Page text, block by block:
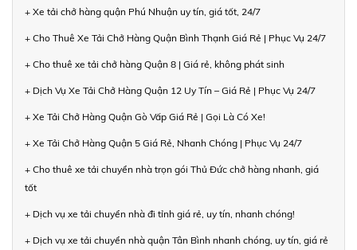
+ Xe tải chở hàng quận Phú Nhuận uy tín, giá tốt, 24/7
+ Cho Thuê Xe Tải Chở Hàng Quận Bình Thạnh Giá Rẻ | Phục Vụ 24/7
+ Cho thuê xe tải chở hàng Quận 8 | Giá rẻ, không phát sinh
+ Dịch Vụ Xe Tải Chở Hàng Quận 12 Uy Tín – Giá Rẻ | Phục Vụ 24/7
+ Xe Tải Chở Hàng Quận Gò Vấp Giá Rẻ | Gọi Là Có Xe!
+ Xe Tải Chở Hàng Quận 5 Giá Rẻ, Nhanh Chóng | Phục Vụ 24/7
+ Cho thuê xe tải chuyển nhà trọn gói Thủ Đức chở hàng nhanh, giá
tốt
+ Dịch vụ xe tải chuyển nhà đi tỉnh giá rẻ, uy tín, nhanh chóng!
+ Dịch vụ xe tải chuyển nhà quận Tân Bình nhanh chóng, uy tín, giá rẻ